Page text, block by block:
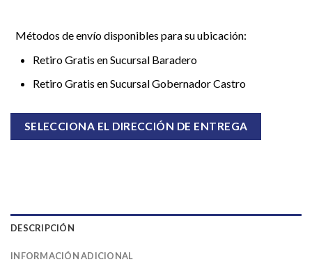
Métodos de envío disponibles para su ubicación:
Retiro Gratis en Sucursal Baradero
Retiro Gratis en Sucursal Gobernador Castro
SELECCIONA EL DIRECCIÓN DE ENTREGA
DESCRIPCIÓN
INFORMACIÓN ADICIONAL